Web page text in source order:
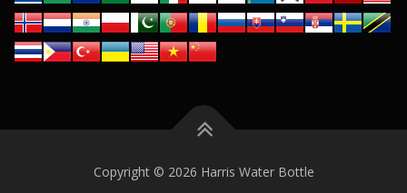
Copyright © 2026 Harris Water Bottle